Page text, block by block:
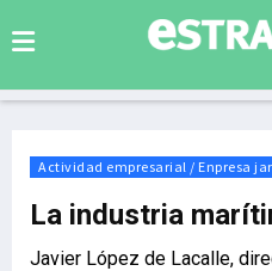
Actividad empresarial / Enpresa
La industria
Javier López de Lacalle,